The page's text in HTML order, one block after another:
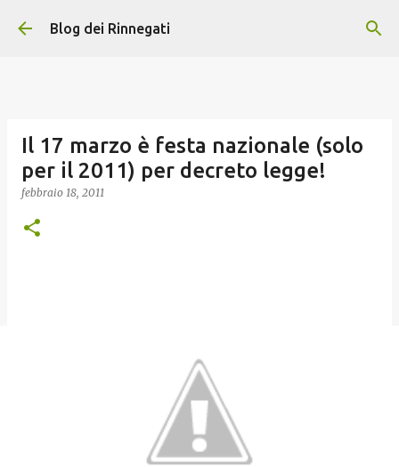
Passa ai contenuti principali
Blog dei Rinnegati
Il 17 marzo è festa nazionale (solo
per il 2011) per decreto legge!
febbraio 18, 2011